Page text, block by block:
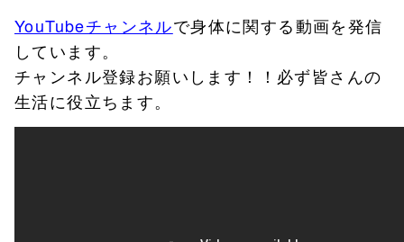
YouTubeチャンネルで身体に関する動画を発信
しています。
チャンネル登録お願いします！！必ず皆さんの
生活に役立ちます。